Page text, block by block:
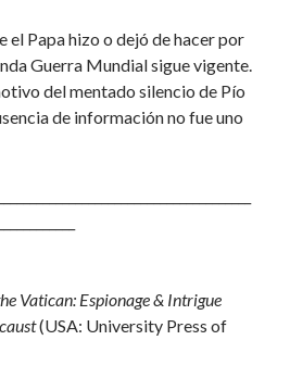
el Papa hizo o dejó de hacer por
Guerra Mundial sigue vigente.
del mentado silencio de Pío
de información no fue uno
Vatican: Espionage & Intrigue
(USA: University Press of